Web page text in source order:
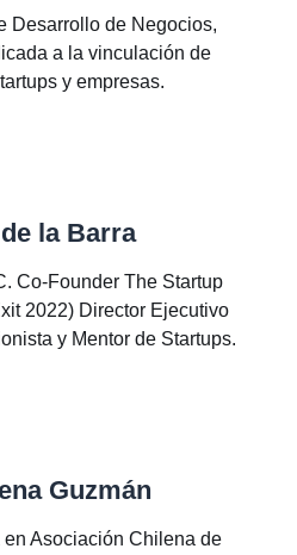
Desarrollo de Negocios,
a la vinculación de
y empresas.
la Barra
Co-Founder The Startup
2022) Director Ejecutivo
y Mentor de Startups.
Guzmán
Asociación Chilena de